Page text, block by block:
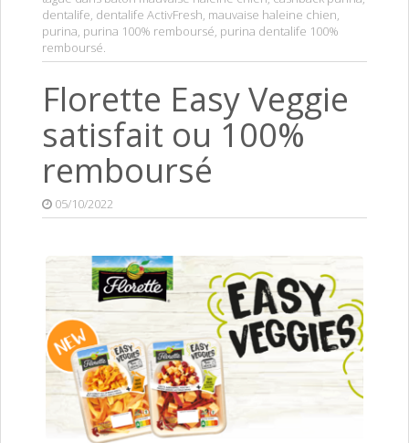
dentalife, dentalife ActivFresh, mauvaise haleine chien,
purina, purina 100% remboursé, purina dentalife 100%
remboursé.
Florette Easy Veggie
satisfait ou 100%
remboursé
05/10/2022